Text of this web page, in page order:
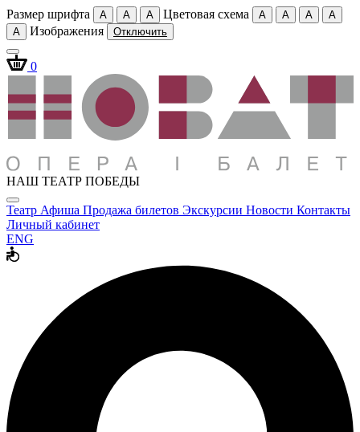
Размер шрифта A A A Цветовая схема A A A
A
A
Изображения Отключить
0
НАШ ТЕАТР ПОБЕДЫ
Театр Афиша Продажа билетов Экскурсии Новости Контакты
Личный кабинет
ENG